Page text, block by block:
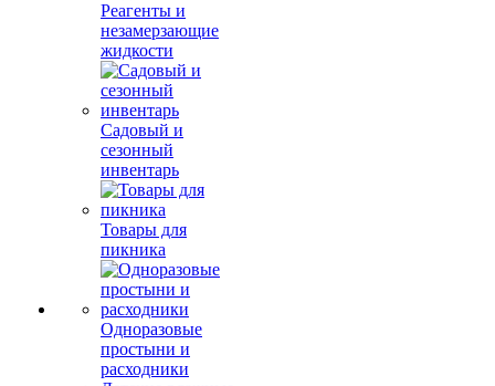
Реагенты и
незамерзающие
жидкости
Садовый и
сезонный
инвентарь
Товары для
пикника
Одноразовые
простыни и
расходники